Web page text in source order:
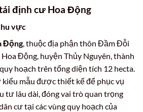
định cư Hoa Động
vực
Động, thuộc địa phận thôn Đầm Đỗi
Động, huyện Thủy Nguyên, thành
hoạch trên tổng diện tích 12 hecta.
mẫu được thiết kế để phục vụ
tư lâu dài, đóng vai trò quan trọng
cư tại các vùng quy hoạch của